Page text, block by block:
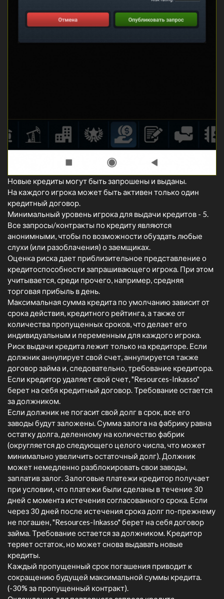
Новые кредиты могут быть запрошены и выданы.
На каждого игрока может быть активен только один
кредитный договор.
Минимальный уровень игрока для выдачи кредитов - 5.
Все запросы/контракты по кредиту являются
анонимными, чтобы по возможности обуздать любые
слухи (или разоблачения) о заемщиках.
Оценка риска дает приблизительное представление о
кредитоспособности запрашивающего игрока. При этом
учитывается, среди прочего, например, средняя
торговая прибыль в день.
Максимальная сумма кредита по умолчанию зависит от
срока действия, кредитного рейтинга, а также от
количества пропущенных сроков, что делает его
индивидуальным и переменным для каждого игрока.
Риск выдачи кредита лежит только на кредиторе. Если
должник аннулирует свой счет, аннулируется также
договор займа и, следовательно, требование кредитора.
Если кредитор удаляет свой счет, "Resources-Inkasso"
берет на себя кредитный договор. Требование остается
за должником.
Если должник не погасит свой долг в срок, все его
заводы будут заложены. Сумма залога на фабрику равна
остатку долга, деленному на количество фабрик
(округляется до следующего целого числа, что может
минимально увеличить остаточный долг). Должник
может немедленно разблокировать свои заводы,
заплатив залог. Залоговые платежи кредитор получает
при условии, что платежи были сделаны в течение 30
дней с момента истечения согласованного срока. Если
через 30 дней после истечения срока долг по-прежнему
не погашен, "Resources-Inkasso" берет на себя договор
займа. Требование остается за должником. Кредитор
теряет остаток, но может снова выдавать новые
кредиты.
Каждый пропущенный срок погашения приводит к
сокращению будущей максимальной суммы кредита.
(-30% за пропущенный контракт).